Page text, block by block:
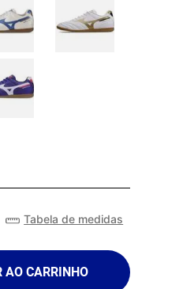
Tabela de medidas
AO CARRINHO